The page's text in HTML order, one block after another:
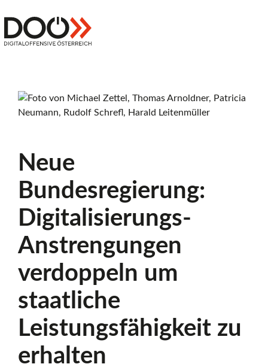
Inhalt
springen
Z
Digitaloffensive
Neue
Bundesregierung:
Digitalisierungs-
Anstrengungen
verdoppeln um
staatliche
Leistungsfähigkeit zu
erhalten